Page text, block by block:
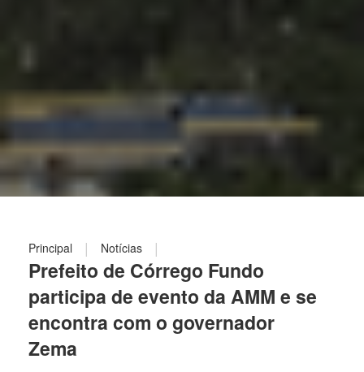
Principal | Notícias |
Prefeito de Córrego Fundo
participa de evento da AMM e se
encontra com o governador
Zema